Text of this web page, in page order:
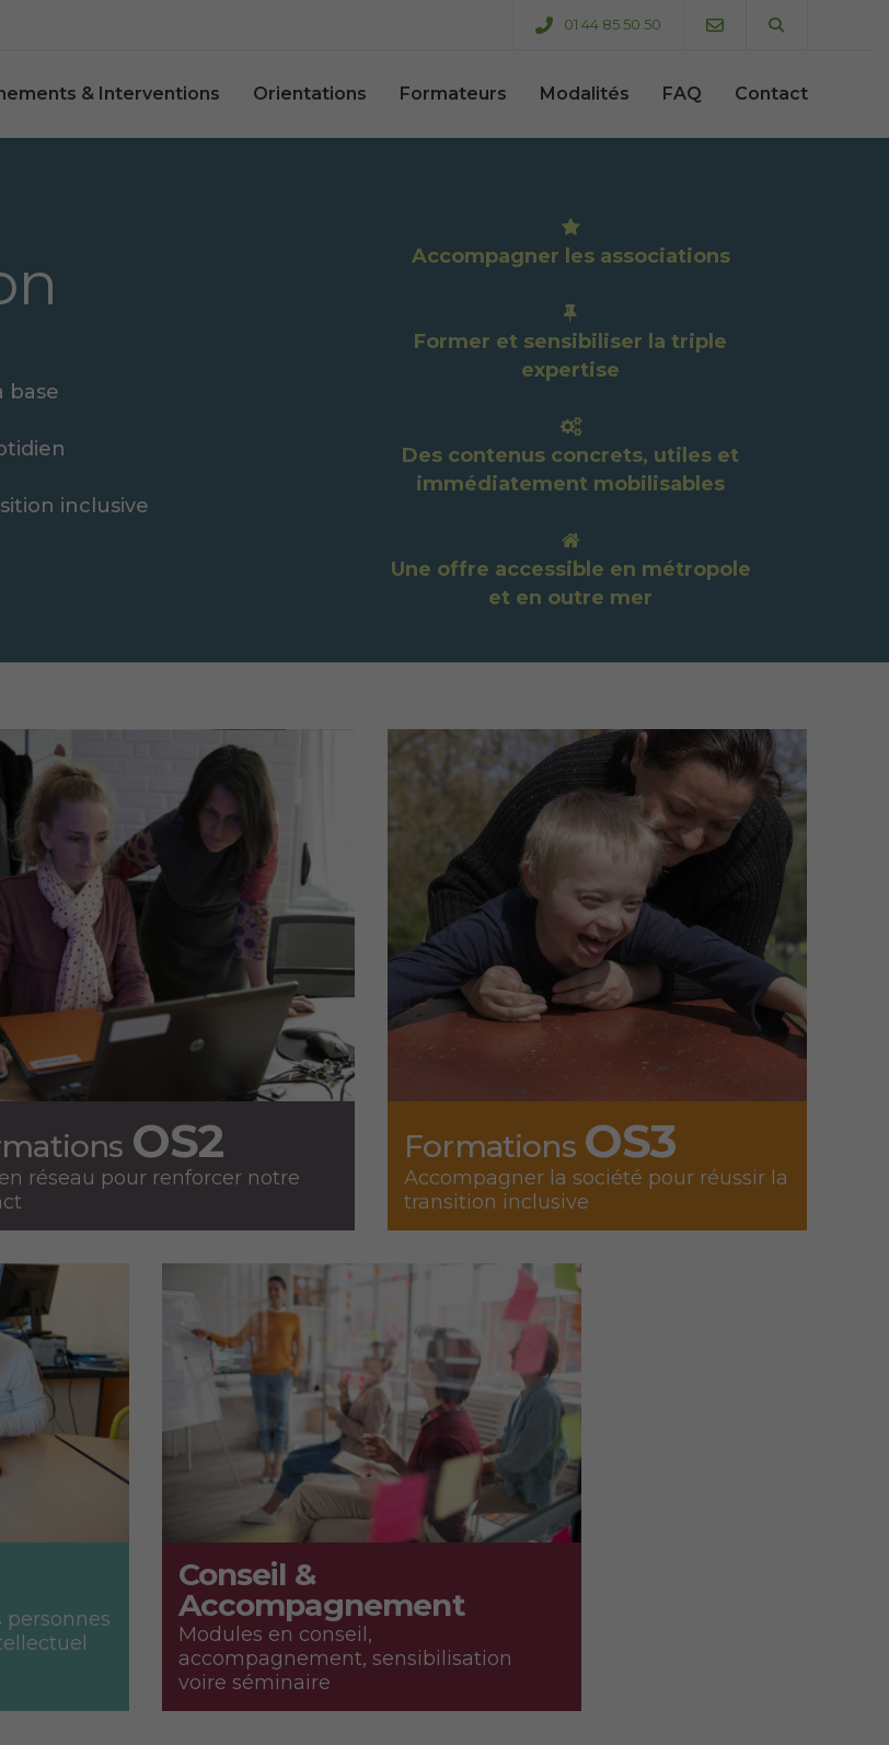
01 44 85 50 50
& Interventions Orientations Formateurs Modalités FAQ Contact
inclusive
OS2
réseau pour renforcer notre
Formations OS3
Accompagner la société pour réussir la
transition inclusive
Conseil &
Accompagnement
Modules en conseil,
accompagnement, sensibilisation
voire séminaire